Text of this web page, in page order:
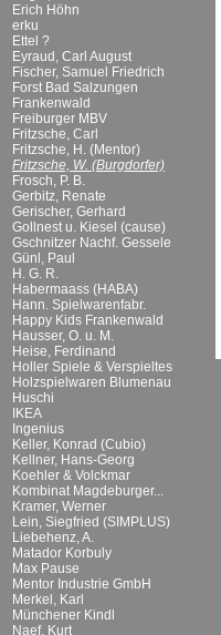
Erich Höhn
erku
Ettel ?
Eyraud, Carl August
Fischer, Samuel Friedrich
Forst Bad Salzungen
Frankenwald
Freiburger MBV
Fritzsche, Carl
Fritzsche, H. (Mentor)
Fritzsche, W. (Burgdorfer)
Frosch, P. B.
Gerbitz, Renate
Gerischer, Gerhard
Gollnest u. Kiesel (cause)
Gschnitzer Nachf. Gessele
Günl, Paul
H. G. R.
Habermaass (HABA)
Hann. Spielwarenfabr.
Happy Kids Frankenwald
Hausser, O. u. M.
Heise, Ferdinand
Holler Spiele & Verspieltes
Holzspielwaren Blumenau
Huschi
IKEA
Ingenius
Keller, Konrad (Cubio)
Kellner, Hans-Georg
Koehler & Volckmar
Kombinat Magdeburger...
Kramer, Werner
Lein, Siegfried (SIMPLUS)
Liebehenz, A.
Matador Korbuly
Max Pause
Mentor Industrie GmbH
Merkel, Karl
Münchener Kindl
Naef, Kurt